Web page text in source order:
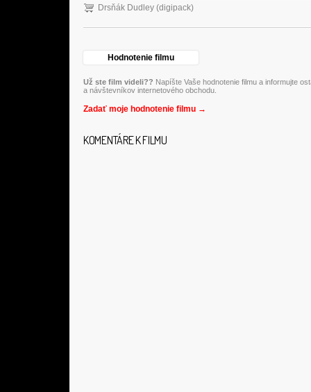
Drsňák Dudley (digipack)
Hodnotenie filmu
Už ste film videli?? Napíšte Vaše hodnotenie filmu a informujte
a návštevníkov internetového obchodu.
Zadať moje hodnotenie filmu →
KOMENTÁRE K FILMU